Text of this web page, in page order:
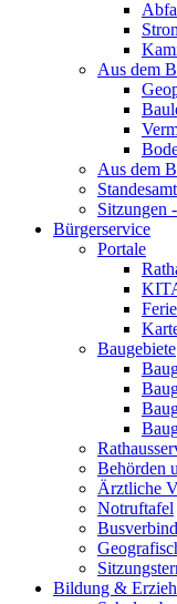
Aus dem
Aus dem
Sitzungen
Bürgerservice
Portale
Baugebiete
Behörden
Ärztliche
Notruftafel
Bildung &